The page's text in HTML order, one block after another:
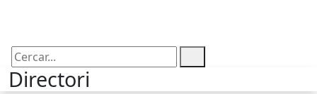
Cercar:
Directori